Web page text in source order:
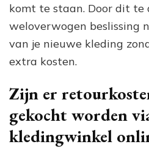
komt te staan. Door dit te
weloverwogen beslissing
van je nieuwe kleding
extra kosten.
Zijn er
gekocht worden
kledingwinkel